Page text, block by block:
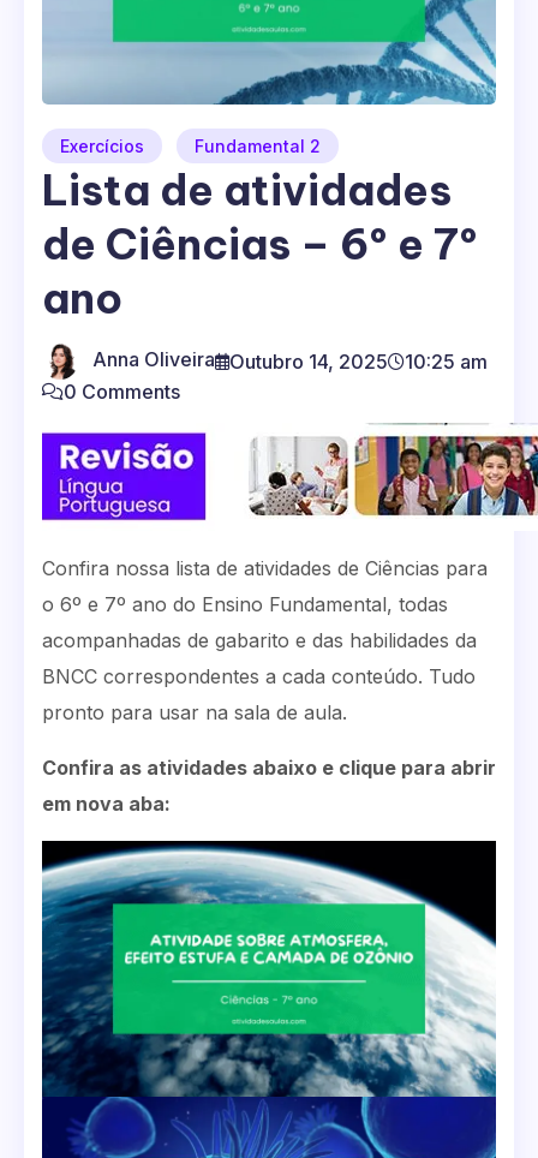
Exercícios Fundamental 2
Lista de atividades
de Ciências – 6º e 7º
ano
Anna Oliveira Outubro 14, 2025
10:25 am
0 Comments
Confira nossa lista de atividades de Ciências para
o 6º e 7º ano do Ensino Fundamental, todas
acompanhadas de gabarito e das habilidades da
BNCC correspondentes a cada conteúdo. Tudo
pronto para usar na sala de aula.
Confira as atividades abaixo e clique para abrir
em nova aba: